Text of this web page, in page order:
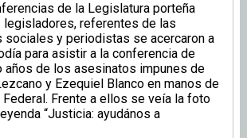
de la Legislatura porteña
legisladores, referentes de las
sociales y periodistas se acercaron a
para asistir a la conferencia de
años de los asesinatos impunes de
y Ezequiel Blanco en manos de
Frente a ellos se veía la foto
“Justicia: ayudános a